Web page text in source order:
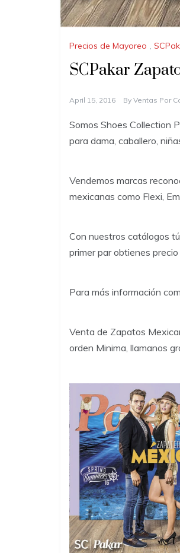
Precios de Mayoreo ,
SCPakar
April 15, 2016 By Ventas Por
Somos Shoes Collection
para dama, caballero,
Vendemos marcas
mexicanas como Flexi,
Con nuestros catálogos
primer par obtienes
Para más información
Venta de Zapatos
orden Minima, llamanos